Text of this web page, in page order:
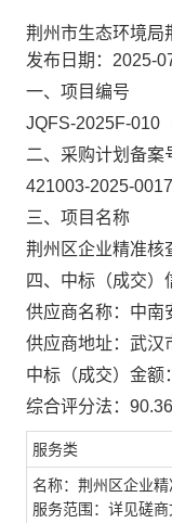
荆州市生态环境局
发布日期：2025-
一、项目编号
JQFS-2025F-010
二、采购计划备案
421003-2025-
三、项目名称
荆州区企业精准核
四、中标（成交）
供应商名称： 中南
供应商地址： 武汉
中标（成交）金额：
综合评分法：
服务类
名称：荆州区企业
服务范围：详见磋